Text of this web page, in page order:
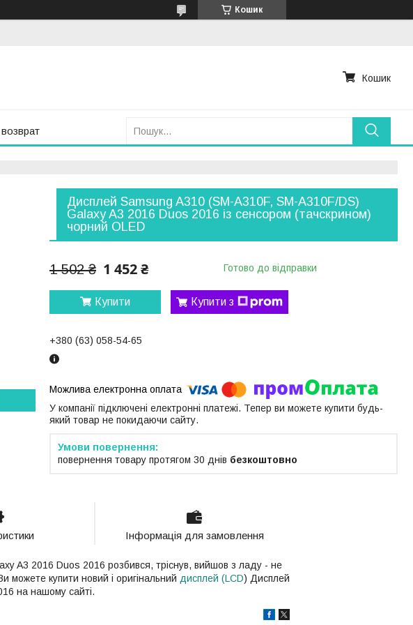
Кошик
Кошик
Дисплей Samsung A310 (SM-A310F, SM-A310F/DS)
Galaxy A3 2016 Duos 2016 із сенсором (тачскрином)
чорний OLED
1 502 ₴ 1 452 ₴ Готово до відправки
Купити Купити з
+380 (63) 058-54-65
У компанії підключені електронні платежі. Тепер ви можете купити будь-
який товар не покидаючи сайту.
повернення товару протягом 30 днів безкоштовно
Інформація для замовлення
A3 2016 Duos 2016 розбився, тріснув, вийшов з ладу - не
можете купити новий і оригінальний дисплей (LCD) Дисплей
на нашому сайті.